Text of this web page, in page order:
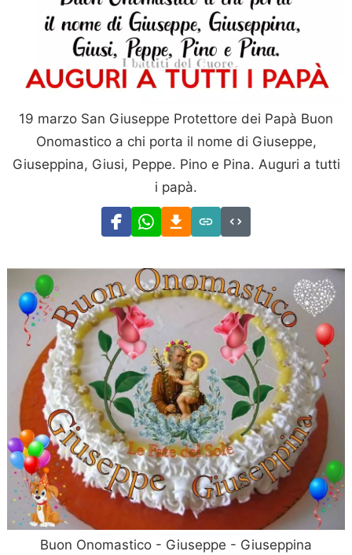
19 marzo San Giuseppe Protettore dei Papà Buon
Onomastico a chi porta il nome di Giuseppe,
Giuseppina, Giusi, Peppe. Pino e Pina. Auguri a tutti
i papà.
Buon Onomastico - Giuseppe - Giuseppina